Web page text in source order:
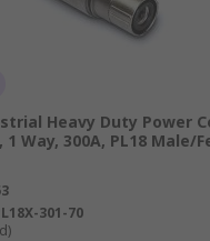
Heavy Duty Power
1 Way, 300A, PL18 Male/
301-70